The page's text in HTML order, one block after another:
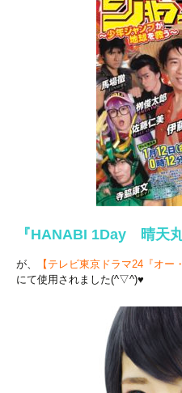
『HANABI 1Day 晴天丸
が、
【テレビ東京ドラマ24『オー
にて使用されました(^▽^)♥